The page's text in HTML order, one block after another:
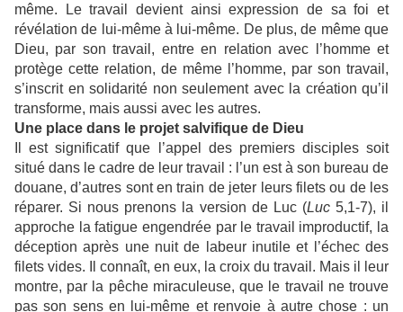
même. Le travail devient ainsi expression de sa foi et
révélation de lui-même à lui-même. De plus, de même que
Dieu, par son travail, entre en relation avec l’homme et
protège cette relation, de même l’homme, par son travail,
s’inscrit en solidarité non seulement avec la création qu’il
transforme, mais aussi avec les autres.
Une place dans le projet salvifique de Dieu
Il est significatif que l’appel des premiers disciples soit
situé dans le cadre de leur travail : l’un est à son bureau de
douane, d’autres sont en train de jeter leurs filets ou de les
réparer. Si nous prenons la version de Luc (Luc5,1-7), il
approche la fatigue engendrée par le travail improductif, la
déception après une nuit de labeur inutile et l’échec des
filets vides. Il connaît, en eux, la croix du travail. Mais il leur
montre, par la pêche miraculeuse, que le travail ne trouve
pas son sens en lui-même et renvoie à autre chose : un